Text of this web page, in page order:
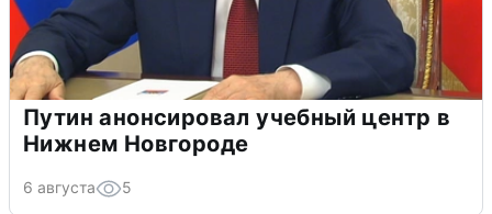
Путин анонсировал учебный центр в
Нижнем Новгороде
6 августа 5